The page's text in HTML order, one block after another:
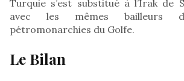
Turquie s’est substitué à l’Irak de
avec les mêmes bailleurs
pétromonarchies du Golfe.
Le Bilan